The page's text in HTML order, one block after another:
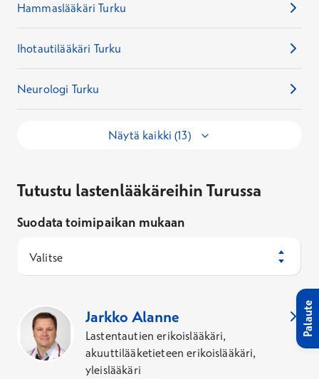
Hammaslääkäri Turku
Ihotautilääkäri Turku
Neurologi Turku
Näytä kaikki (13)
Tutustu lastenlääkäreihin Turussa
Suodata toimipaikan mukaan
Valitse
Jarkko Alanne
Lastentautien erikoislääkäri,
akuuttilääketieteen erikoislääkäri,
yleislääkäri
Palaute